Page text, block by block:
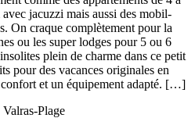
jacuzzi mais aussi des mobil-
On craque complètement pour la
ou les super lodges pour 5 ou 6
plein de charme dans ce petit
pour des vacances originales en
et un équipement adapté. […]
Plage